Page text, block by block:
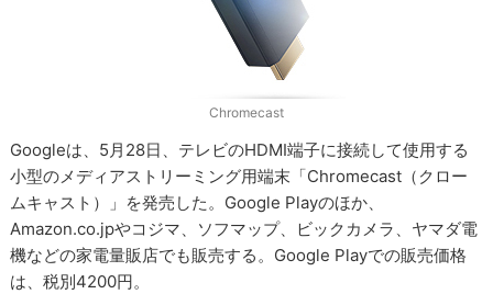
Chromecast
Googleは、5月28日、テレビのHDMI端子に接続して使用する
小型のメディアストリーミング用端末「Chromecast（クロー
ムキャスト）」を発売した。Google Playのほか、
Amazon.co.jpやコジマ、ソフマップ、ビックカメラ、ヤマダ電
機などの家電量販店でも販売する。Google Playでの販売価格
は、税別4200円。